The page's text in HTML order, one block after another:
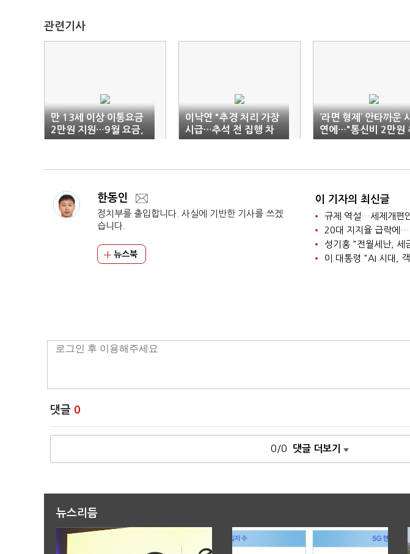
관련기사
만 13세 이상 이통요금
2만원 지원…9월 요금,
10월 차감
이낙연 "추경 처리 가장
시급…추석 전 집행 차
질 없을 것"
‘라면 형제’ 안타까운
연에…"통신비 2만원
약계층 돕자" 움직임
한동인
정치부를 출입합니다. 사실에 기반한 기사를 쓰겠
습니다.
뉴스북
이 기자의 최신글
규제 역설…세제개편
20대 지지율 급락에
성기홍 "전월세난, 세
이 대통령 "AI 시대,
댓글 0
0/0 댓글 더보기
뉴스리듬